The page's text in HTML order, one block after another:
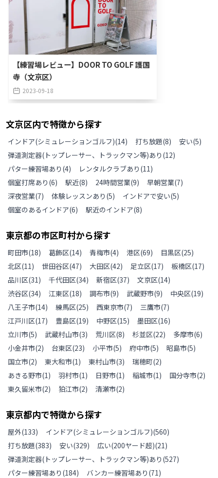
【練習場レビュー】DOOR TO GOLF 護国
寺（文京区）
2023-09-18
文京区内で特徴から探す
インドア(シミュレーションゴルフ)(14) 打ち放題(8) 安い(5)
弾道測定器(トップレーサー、トラックマン等)あり (12)
パター練習場あり (4) レンタルクラブあり (11)
個室打席あり (6) 駅近(8) 24時間営業(9) 早朝営業(7)
深夜営業(7) 体験レッスンあり (5) インドアで安い(5)
個室のあるインドア(6) 駅近のインドア(8)
東京都の市区町村から探す
町田市(18) 葛飾区(14) 青梅市(4) 港区(69) 目黒区(25)
北区(11) 世田谷区(47) 大田区(42) 足立区(17) 板橋区(17)
品川区(31) 千代田区(34) 新宿区(37) 文京区(14)
渋谷区(34) 江東区(18) 調布市(9) 武蔵野市(9) 中央区(19)
八王子市(14) 練馬区(25) 西東京市(7) 三鷹市(7)
江戸川区(17) 豊島区(19) 中野区(15) 墨田区(16)
立川市(5) 武蔵村山市(3) 荒川区(8) 杉並区(22) 多摩市(6)
小金井市(2) 台東区(23) 小平市(5) 府中市(5) 昭島市(5)
国立市(2) 東大和市(1) 東村山市(3) 瑞穂町(2)
あきる野市(1) 羽村市(1) 日野市(1) 稲城市(1) 国分寺市(2)
東久留米市(2) 狛江市(2) 清瀬市(2)
東京都内で特徴から探す
屋外(133) インドア(シミュレーションゴルフ)(560)
打ち放題(383) 安い(329) 広い(200ヤード超)(21)
弾道測定器(トップレーサー、トラックマン等)あり (527)
パター練習場あり (184) バンカー練習場あり (71)